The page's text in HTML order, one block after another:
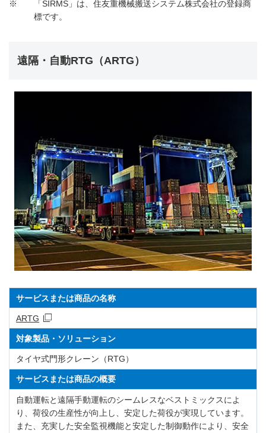
※
「SIRMS」は、住友重機械搬送システム株式会社の登録商
標です。
遠隔・自動RTG（ARTG）
サービスまたは商品の名称
ARTG
対象製品・ソリューション
タイヤ式門形クレーン（RTG）
サービスまたは商品の概要
自動運転と遠隔手動運転のシームレスなベストミックスによ
り、荷役の生産性が向上し、安定した荷役が実現しています。
また、充実した安全監視機能と安定した制御動作により、安全